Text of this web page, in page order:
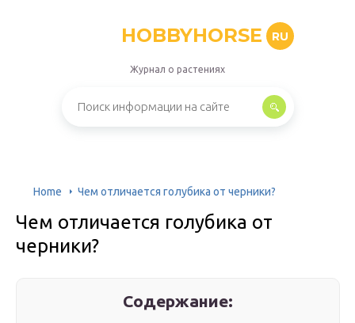
HOBBYHORSE RU
Журнал о растениях
Home Чем отличается голубика от черники?
Чем отличается голубика от
черники?
Содержание: